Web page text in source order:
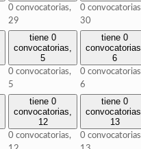
0 convocatorias,
29
0
30
tiene 0
convocatorias,
5
0 convocatorias,
5
tiene 0
6
0
6
tiene 0
convocatorias,
12
0 convocatorias,
tiene 0
13
0